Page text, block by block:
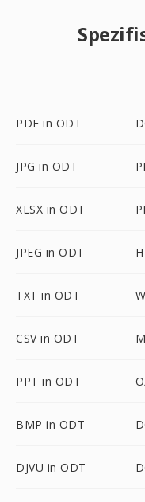
PDF in ODT
JPG in ODT
XLSX in ODT
JPEG in ODT
TXT in ODT
CSV in ODT
PPT in ODT
BMP in ODT
DJVU in ODT